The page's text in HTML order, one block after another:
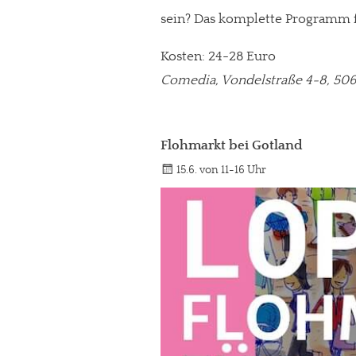
sein? Das komplette
Kosten: 24-28 Euro
Comedia, Vondelstraße 4-8,
Flohmarkt bei Gotland
15.6. von 11-16 Uhr